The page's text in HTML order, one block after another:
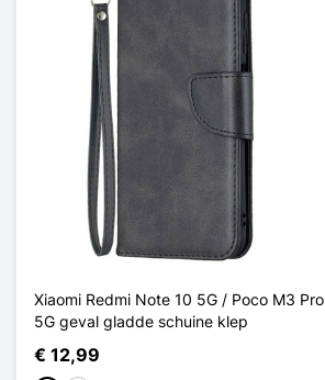
Xiaomi Redmi Note 10 5G / Poco M3 Pro
5G geval gladde schuine klep
€ 12,99